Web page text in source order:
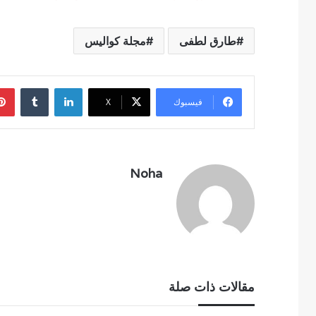
طارق لطفى مجلة كواليس
فيسبوك ‫X
لينكدإن
Noha
مقالات ذات صلة